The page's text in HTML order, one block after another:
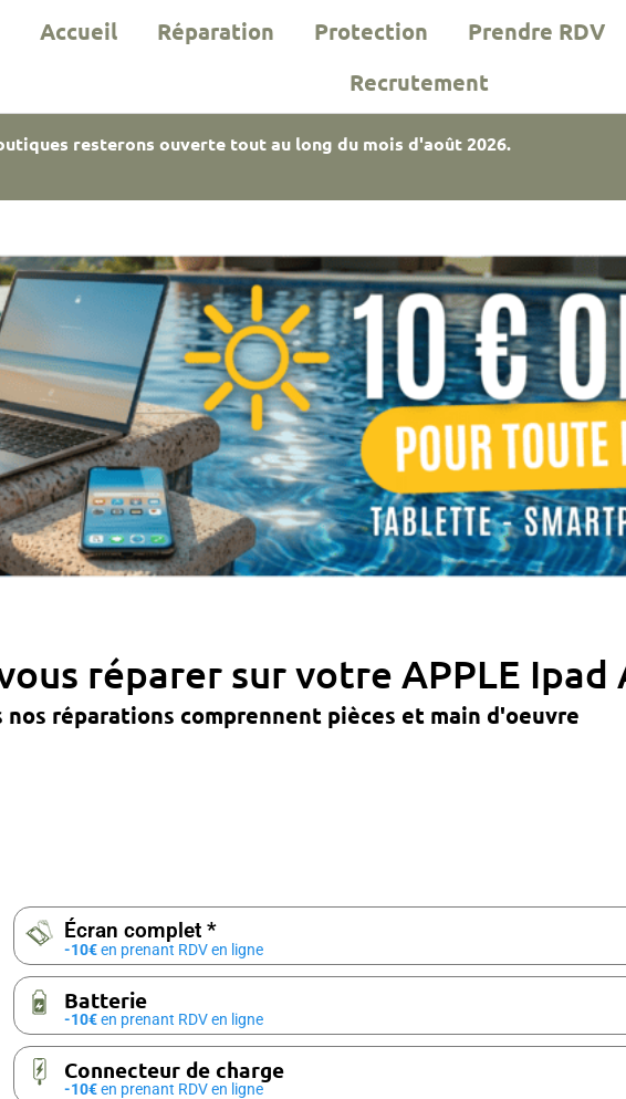
Accueil Réparation Protection Prendre RDV
Recrutement
resterons ouverte tout au long du mois d'août 2026.
réparer sur votre APPLE Ipad
nos réparations comprennent pièces et main d'oeuvre
Écran complet *
-10€en prenant RDV en ligne
Batterie
-10€en prenant RDV en ligne
Connecteur de charge
-10€en prenant RDV en ligne